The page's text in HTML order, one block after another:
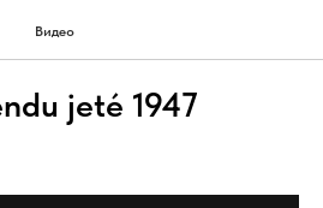
Видео
jeté 1947